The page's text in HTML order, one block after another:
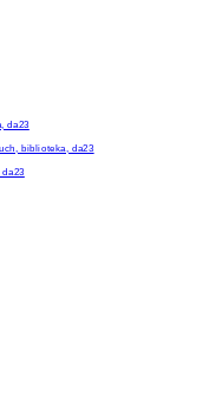
da23
biblioteka, da23